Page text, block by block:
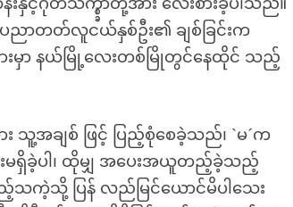
တ်သိက္စ္ခာတို့အား လေးစားခဲ့ပါသည်။
ပညာတတ်လူငယ်နှစ်ဦး၏ ချစ်ခြင်းက
မှာ နယ်မြို့လေးတစ်မြိုတွင်နေထိုင် သည့်
သူ့အချစ် ဖြင့် ပြည့်စုံစေခဲ့သည်၊ `မ´က
ရှိခဲ့ပါ၊ ထိုမျှ အပေးအယူတည့်ခဲ့သည့်
ည့်သကဲ့သို့ ပြန် လည်မြင်ယောင်မိပါသေး